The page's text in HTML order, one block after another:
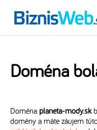
Doména
Doména planeta-mody.sk
domény a máte záujem